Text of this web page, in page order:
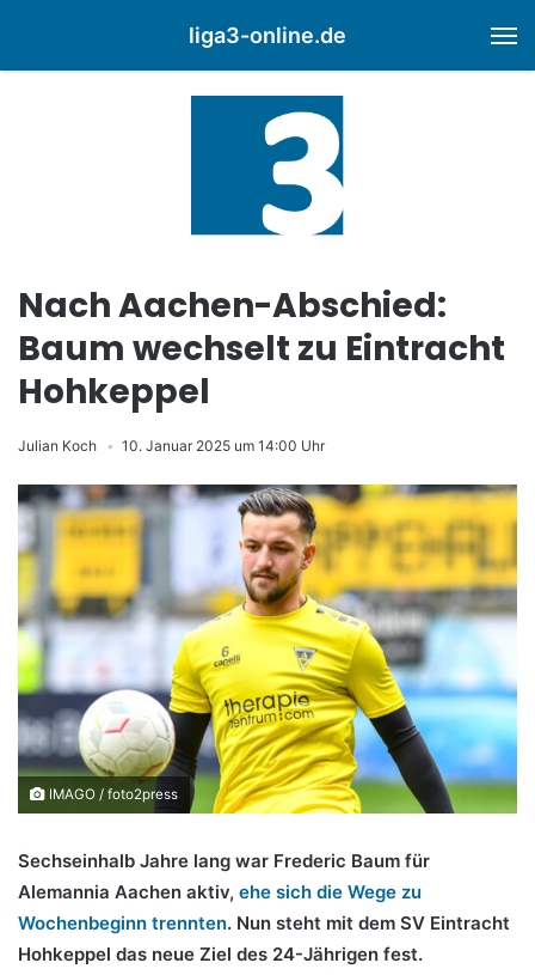
liga3-online.de
Nach Aachen-Abschied:
Baum wechselt zu Eintracht
Hohkeppel
Julian Koch 10. Januar 2025 um 14:00 Uhr
IMAGO / foto2press
Sechseinhalb Jahre lang war Frederic Baum für
Alemannia Aachen aktiv, ehe sich die Wege zu
Wochenbeginn trennten. Nun steht mit dem SV Eintracht
Hohkeppel das neue Ziel des 24-Jährigen fest.